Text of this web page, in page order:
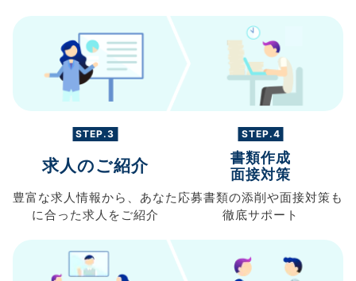
STEP.3
求人のご紹介
豊富な求人情報から、 あなた
に合った求人を ご紹介
STEP.4
書類作成
面接対策
応募書類の添削や面接対策も
徹底サポート